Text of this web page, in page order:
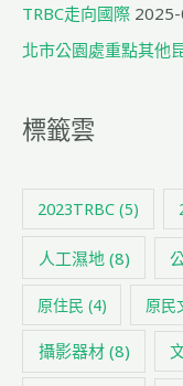
TRBC走向國際
北市公園處重點其他
標籤雲
2023TRBC(5)
人工濕地(8)
原住民 (4) 原民
攝影器材(8)